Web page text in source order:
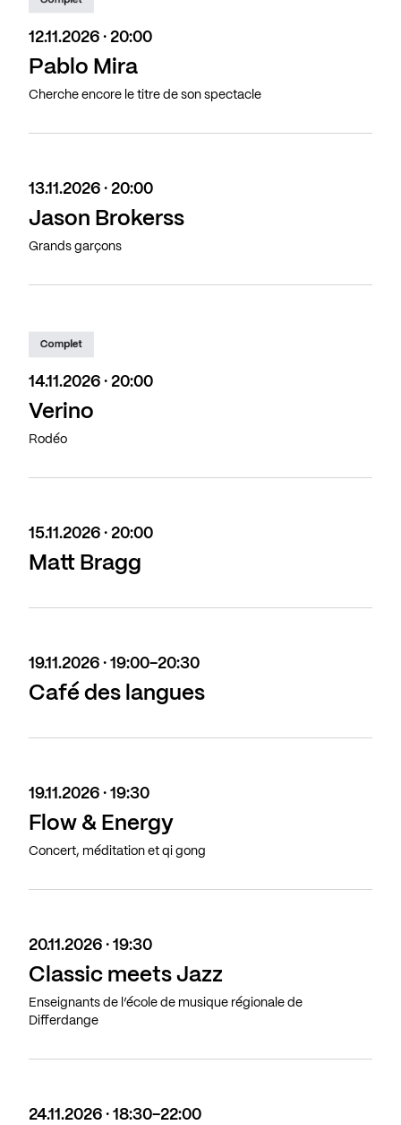
12.11.2026 · 20:00
Pablo Mira
Cherche encore le titre de son spectacle
13.11.2026 · 20:00
Jason Brokerss
Grands garçons
Complet
14.11.2026 · 20:00
Verino
Rodéo
15.11.2026 · 20:00
Matt Bragg
19.11.2026 · 19:00-20:30
Café des langues
19.11.2026 · 19:30
Flow & Energy
Concert, méditation et qi gong
20.11.2026 · 19:30
Classic meets Jazz
Enseignants de l’école de musique régionale de
Differdange
24.11.2026 · 18:30-22:00